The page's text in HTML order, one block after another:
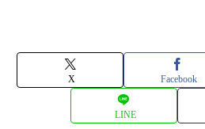
X Facebook
LINE